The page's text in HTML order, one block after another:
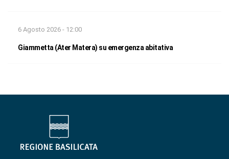
6 Agosto 2026 - 12:00
Giammetta (Ater Matera) su emergenza abitativa